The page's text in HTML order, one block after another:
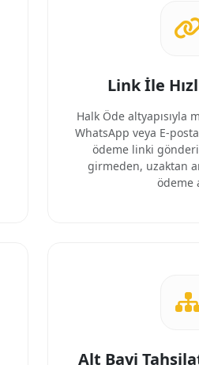
Link İle
Halk Öde altyapısıyla
WhatsApp veya E-
ödeme linki
girmeden, uzaktan
ödeme
Alt Bayi